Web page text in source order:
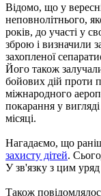
Відомо, що у
неповнолітнього,
років, до участі у
зброю і визначили
захопленої
Його також
бойових дій проти
міжнародного
покарання у
місяці.
Нагадаємо, що
захисту дітей.
У зв'язку з цим уряд
Також